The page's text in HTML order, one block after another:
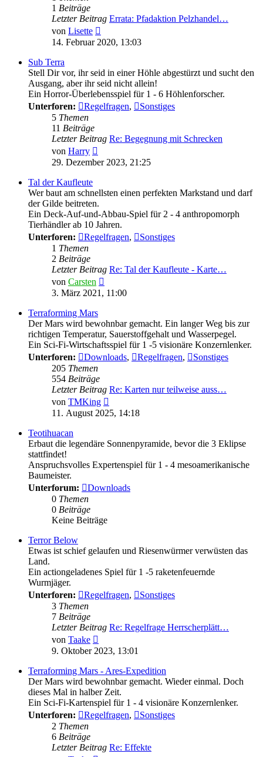
1 Beiträge
Letzter Beitrag Errata: Pfadaktion Pelzhandel…
von Lisette
Beitrag
14. Februar 2020, 13:03
Sub Terra
Stell Dir vor, ihr seid in einer Höhle abgestürzt und sucht den
Ausgang, aber ihr seid nicht allein!
Ein Horror-Überlebensspiel für 1 - 6 Höhlenforscher.
Unterforen:
Regelfragen,
Sonstiges
5 Themen
11 Beiträge
Letzter Beitrag Re: Begegnung mit Schrecken
von Harry
Beitrag
29. Dezember 2023, 21:25
Tal der Kaufleute
Wer baut am schnellsten einen perfekten Markstand und darf
der Gilde beitreten.
Ein Deck-Auf-und-Abbau-Spiel für 2 - 4 anthropomorph
Tierhändler ab 10 Jahren.
Unterforen:
Regelfragen,
Sonstiges
1 Themen
2 Beiträge
Letzter Beitrag Re: Tal der Kaufleute - Karte…
von Carsten
Beitrag
3. März 2021, 11:00
Terraforming Mars
Der Mars wird bewohnbar gemacht. Ein langer Weg bis zur
richtigen Temperatur, Sauerstoffgehalt und Wasserpegel.
Ein Sci-Fi-Wirtschaftsspiel für 1 -5 visionäre Konzernlenker.
Unterforen:
Downloads, Regelfragen,
Sonstiges
205 Themen
554 Beiträge
Letzter Beitrag Re: Karten nur teilweise auss…
von TMKing
Beitrag
11. August 2025, 14:18
Teotihuacan
Erbaut die legendäre Sonnenpyramide, bevor die 3 Eklipse
stattfindet!
Anspruchsvolles Expertenspiel für 1 - 4 mesoamerikanische
Baumeister.
Unterforum:
Downloads
0 Themen
0 Beiträge
Keine Beiträge
Terror Below
Etwas ist schief gelaufen und Riesenwürmer verwüsten das
Land.
Ein actiongeladenes Spiel für 1 -5 raketenfeuernde
Wurmjäger.
Unterforen:
Regelfragen,
Sonstiges
3 Themen
7 Beiträge
Letzter Beitrag Re: Regelfrage Herrscherplätt…
von Taake
Beitrag
9. Oktober 2023, 13:01
Terraforming Mars - Ares-Expedition
Der Mars wird bewohnbar gemacht. Wieder einmal. Doch
dieses Mal in halber Zeit.
Ein Sci-Fi-Kartenspiel für 1 - 4 visionäre Konzernlenker.
Unterforen:
Regelfragen,
Sonstiges
2 Themen
6 Beiträge
Letzter Beitrag Re: Effekte